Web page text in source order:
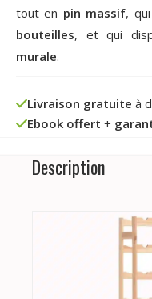
tout en pin massif,
bouteilles, et qui
murale.
Livraison gratuite à
Ebook offert +
Description